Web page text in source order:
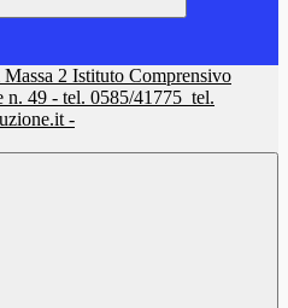
Istituto Comprensivo
n. 49 - tel. 0585/41775 tel.
-